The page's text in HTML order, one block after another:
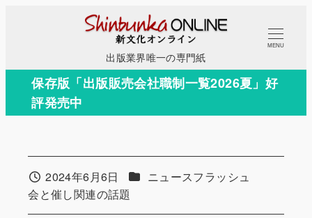
コ
テ
出版業界唯一の専門紙
MENU
保存版「出版販売会社職制一覧2026夏」好
評発売中
投稿日2024年6月6日 カテゴリー
ニュースフラッシュ
カテゴリー
会と催し関連の話題